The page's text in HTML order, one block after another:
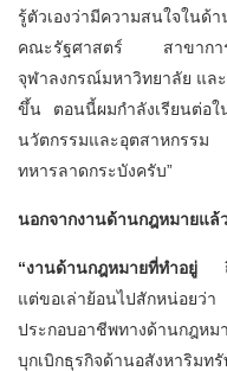
รู้ตัวเองว่ามีความสนใจใน
คณะรัฐศาสตร์ สาขากา
จุฬาลงกรณ์มหาวิทยาลัย แล
ขึ้น ตอนนี้ผมกำลังเรียนต่อใ
นวัตกรรมและอุตสาหกรรม
ทหารลาดกระบังครับ”
นอกจากงานด้านกฎหมายแล้
“งานด้านกฎหมายที่ทำอยู่
แต่ขอเล่าย้อนไปสักหน่อย
ประกอบอาชีพทางด้านกฎ
บุกเบิกธุรกิจด้านอสังหาริมท